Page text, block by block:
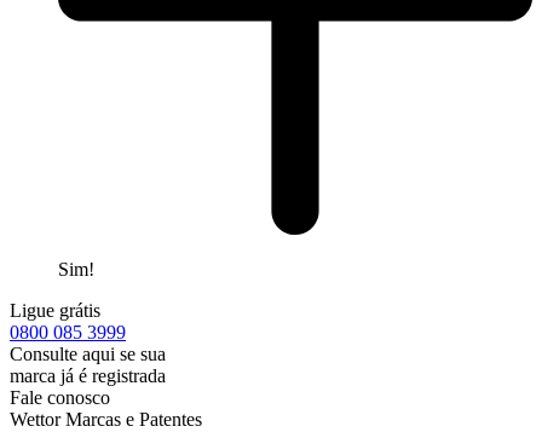
Sim!
Ligue grátis
0800 085 3999
Consulte aqui se sua
marca já é registrada
Fale conosco
Wettor Marcas e Patentes